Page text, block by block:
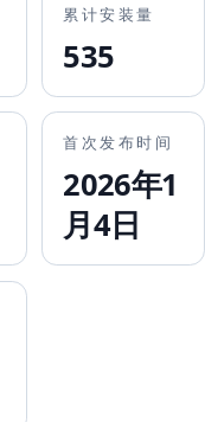
累计安装量
535
首次发布时间
2026年1
月4日